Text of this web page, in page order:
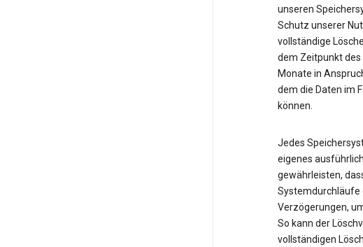
unseren
Schutz unserer
vollständige
dem Zeitpunkt
Monate in
dem die Daten im
können.
Jedes
eigenes
gewährleisten,
Systemdurchläufe
Verzögerungen,
So kann der
vollständigen